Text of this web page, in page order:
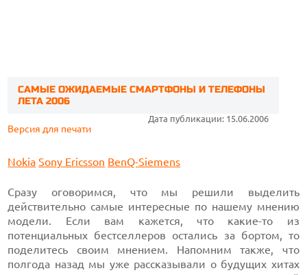
САМЫЕ ОЖИДАЕМЫЕ СМАРТФОНЫ И ТЕЛЕФОНЫ
ЛЕТА 2006
Дата публикации: 15.06.2006
Версия для печати
Nokia Sony Ericsson BenQ-Siemens
Сразу оговоримся, что мы решили выделить
действительно самые интересные по нашему мнению
модели. Если вам кажется, что какие-то из
потенциальных бестселлеров остались за бортом, то
поделитесь своим мнением. Напомним также, что
полгода назад мы уже рассказывали о будущих хитах